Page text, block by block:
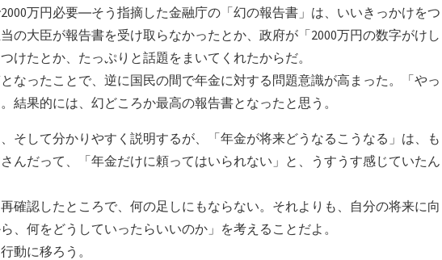
万円必要―そう指摘した金融庁の「幻の報告書」は、いいきっかけをつ
の大臣が報告書を受け取らなかったとか、政府が「2000万円の数字がけし
けたとか、たっぷりと話題をまいてくれたからだ。
なったことで、逆に国民の間で年金に対する問題意識が高まった。「やっ
結果的には、幻どころか最高の報告書となったと思う。
そして分かりやすく説明するが、「年金が将来どうなるこうなる」は、も
んだって、「年金だけに頼ってはいられない」と、うすうす感じていたん
確認したところで、何の足しにもならない。それよりも、自分の将来に向
、何をどうしていったらいいのか」を考えることだよ。
動に移ろう。